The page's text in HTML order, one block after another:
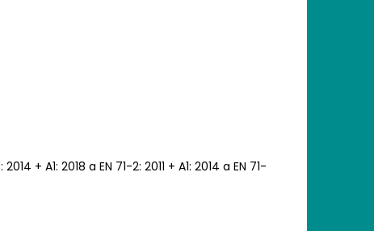
+ A1: 2018 a EN 71-2: 2011 + A1: 2014 a EN 71-